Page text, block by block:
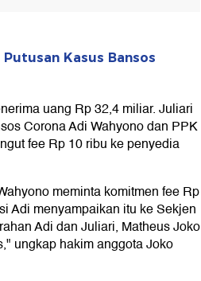
Kasus Bansos
uang Rp 32,4 miliar. Juliari
Corona Adi Wahyono dan PPK
fee Rp 10 ribu ke penyedia
meminta komitmen fee Rp
Adi menyampaikan itu ke Sekjen
Adi dan Juliari, Matheus Joko
ungkap hakim anggota Joko